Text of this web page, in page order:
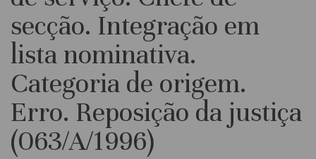
secção. Integração em
lista nominativa.
Categoria de origem.
Erro. Reposição da justiça
(063/A/1996)